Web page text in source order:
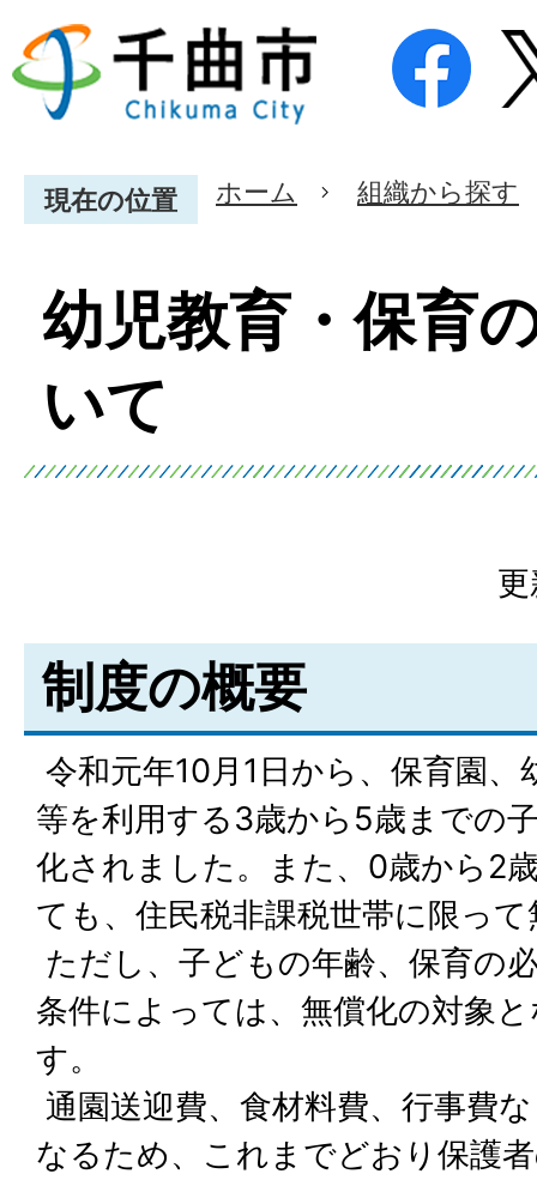
現在の位置 ホーム 組織から探す
幼児教育・保育
いて
制度の概要
令和元年10月1日から、保育園
等を利用する3歳から5歳までの
化されました。また、0歳から2
ても、住民税非課税世帯に限っ
ただし、子どもの年齢、保育の
条件によっては、無償化の対象
す。
通園送迎費、食材料費、行事費
なるため、これまでどおり保護